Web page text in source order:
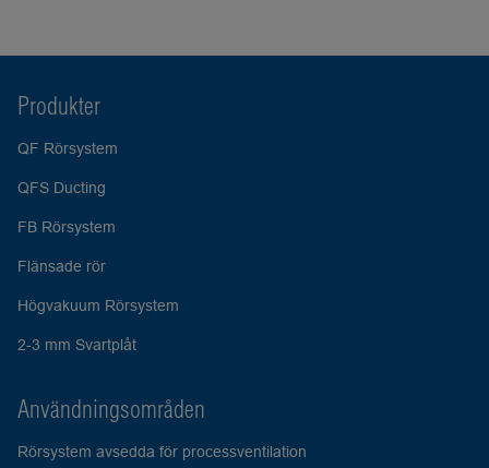
Produkter
QF Rörsystem
QFS Ducting
FB Rörsystem
Flänsade rör
Högvakuum Rörsystem
2-3 mm Svartplåt
Användningsområden
Rörsystem avsedda för processventilation